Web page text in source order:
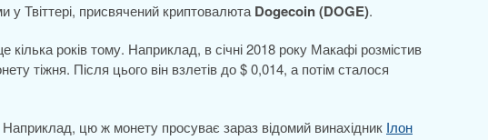
у Твіттері, присвячений криптовалюта Dogecoin (DOGE).
років тому. Наприклад, в січні 2018 року Макафі розмістив
тіжня. Після цього він взлетів до $ 0,014, а потім сталося
Наприклад, цю ж монету просуває зараз відомий винахідник Ілон